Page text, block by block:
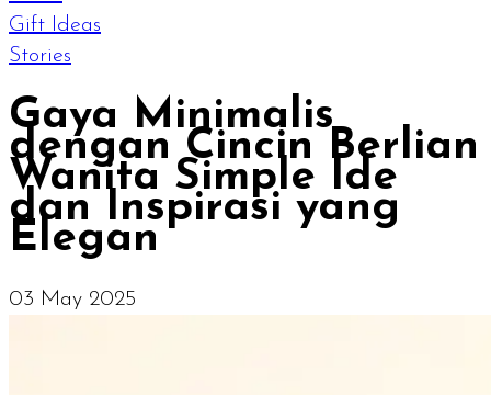
Gift Ideas
Stories
Gaya Minimalis
dengan Cincin Berlian
Wanita Simple Ide
dan Inspirasi yang
Elegan
03 May 2025